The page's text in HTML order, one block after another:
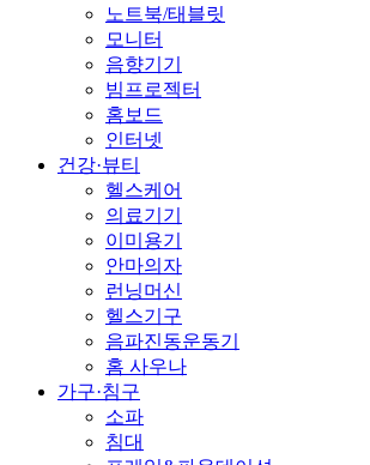
노트북/태블릿
모니터
음향기기
빔프로젝터
홈보드
인터넷
건강·뷰티
헬스케어
의료기기
이미용기
안마의자
런닝머신
헬스기구
음파진동운동기
홈 사우나
가구·침구
소파
침대